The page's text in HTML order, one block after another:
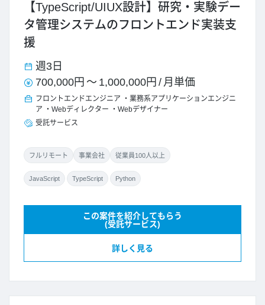
【TypeScript/UIUX設計】研究・実験デー
タ管理システムのフロントエンド実装支
援
週3日
700,000円 ～ 1,000,000円 / 月単価
フロントエンドエンジニア
業務系アプリケーションエンジニ
ア
Webディレクター
Webデザイナー
受託サービス
フルリモート 事業会社 従業員100人以上
JavaScript TypeScript Python
詳しく見る
この案件を紹介してもらう
(受託サービス)